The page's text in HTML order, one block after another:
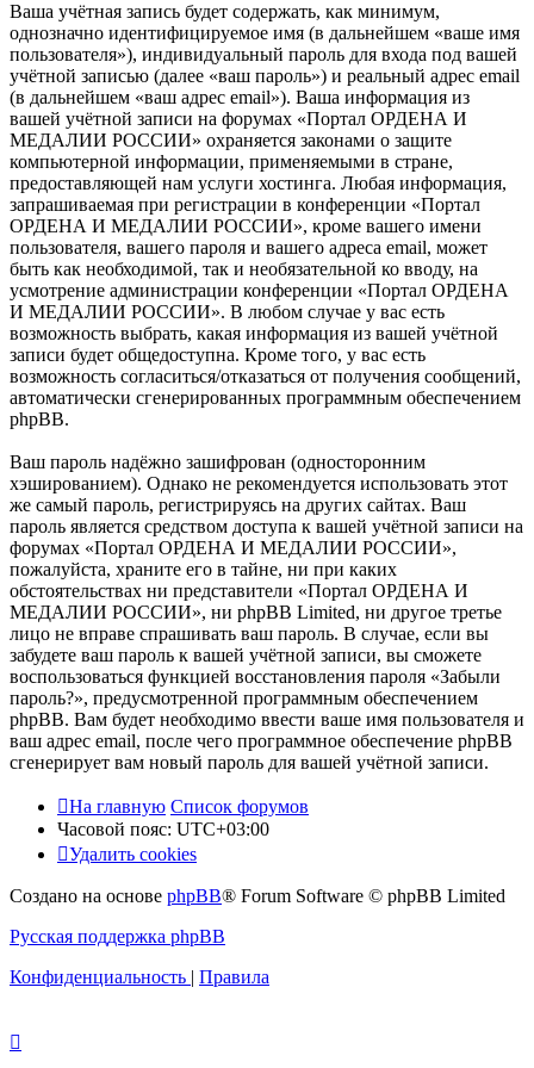
Ваша учётная запись будет содержать, как минимум,
однозначно идентифицируемое имя (в дальнейшем «ваше имя
пользователя»), индивидуальный пароль для входа под вашей
учётной записью (далее «ваш пароль») и реальный адрес email
(в дальнейшем «ваш адрес email»). Ваша информация из
вашей учётной записи на форумах «Портал ОРДЕНА И
МЕДАЛИИ РОССИИ» охраняется законами о защите
компьютерной информации, применяемыми в стране,
предоставляющей нам услуги хостинга. Любая информация,
запрашиваемая при регистрации в конференции «Портал
ОРДЕНА И МЕДАЛИИ РОССИИ», кроме вашего имени
пользователя, вашего пароля и вашего адреса email, может
быть как необходимой, так и необязательной ко вводу, на
усмотрение администрации конференции «Портал ОРДЕНА
И МЕДАЛИИ РОССИИ». В любом случае у вас есть
возможность выбрать, какая информация из вашей учётной
записи будет общедоступна. Кроме того, у вас есть
возможность согласиться/отказаться от получения сообщений,
автоматически сгенерированных программным обеспечением
phpBB.
Ваш пароль надёжно зашифрован (односторонним
хэшированием). Однако не рекомендуется использовать этот
же самый пароль, регистрируясь на других сайтах. Ваш
пароль является средством доступа к вашей учётной записи на
форумах «Портал ОРДЕНА И МЕДАЛИИ РОССИИ»,
пожалуйста, храните его в тайне, ни при каких
обстоятельствах ни представители «Портал ОРДЕНА И
МЕДАЛИИ РОССИИ», ни phpBB Limited, ни другое третье
лицо не вправе спрашивать ваш пароль. В случае, если вы
забудете ваш пароль к вашей учётной записи, вы сможете
воспользоваться функцией восстановления пароля «Забыли
пароль?», предусмотренной программным обеспечением
phpBB. Вам будет необходимо ввести ваше имя пользователя и
ваш адрес email, после чего программное обеспечение phpBB
сгенерирует вам новый пароль для вашей учётной записи.
На главную Список форумов
Часовой пояс: UTC+03:00
Удалить cookies
Создано на основе phpBB® Forum Software © phpBB Limited
Русская поддержка phpBB
Конфиденциальность | Правила